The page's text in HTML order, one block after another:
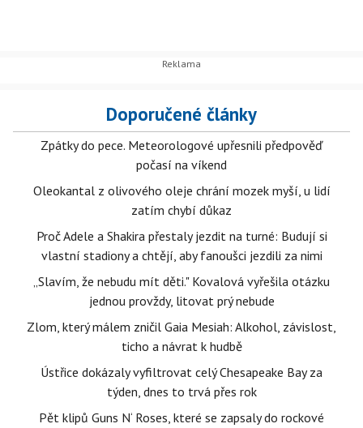
Doporučené články
Zpátky do pece. Meteorologové upřesnili předpověď
počasí na víkend
Oleokantal z olivového oleje chrání mozek myší, u lidí
zatím chybí důkaz
Proč Adele a Shakira přestaly jezdit na turné: Budují si
vlastní stadiony a chtějí, aby fanoušci jezdili za nimi
„Slavím, že nebudu mít děti." Kovalová vyřešila otázku
jednou provždy, litovat prý nebude
Zlom, který málem zničil Gaia Mesiah: Alkohol, závislost,
ticho a návrat k hudbě
Ústřice dokázaly vyfiltrovat celý Chesapeake Bay za
týden, dnes to trvá přes rok
Pět klipů Guns N‘ Roses, které se zapsaly do rockové